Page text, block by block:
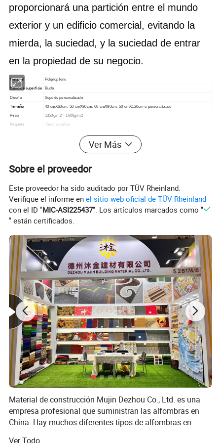
proporcionará una partición entre el mundo
exterior y un edificio comercial, evitando la
mierda, la suciedad, y la suciedad de entrar
en la propiedad de su negocio.
Material Polipropileno
Estilo de superficie Bucle
Diseño Soporte personalizado
Tamaño 40 cmX60cm, 50 cmX80cm, 60 cmX90cm, 50 cmX120cm o personalizado
Peso 1350g/m2---1600g/m2
Paquete Tejido o cartón
20-30 días después de recibir el pago
30% T/T por adelantado, el saldo se paga contra la copia del conocimiento de embarque según la
Observación
Soporte tamaños personalizados, color, paquete, etiqueta, etc, bienvenidos para hablar de
detalles.
Uso
alfombra de cocina, alfombra de estar, alfombra de juego exterior, etc.
Ver Más
Sobre el proveedor
Este proveedor ha sido auditado por TÜV Rheinland.
Verifique el informe enel sitio web oficial de TÜV Rheinland
con el ID "MIC-ASI225437". Los artículos marcados como "
" están certificados.
Material de construcción Mujin Dezhou Co., Ltd. es una
empresa profesional que suministran las alfombras en
China. Hay muchos diferentes tipos de alfombras en
Ver Todo